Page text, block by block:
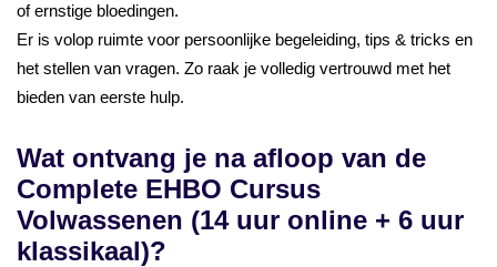
of ernstige bloedingen.
Er is volop ruimte voor persoonlijke begeleiding, tips & tricks en
het stellen van vragen. Zo raak je volledig vertrouwd met het
bieden van eerste hulp.
Wat ontvang je na afloop van de
Complete EHBO Cursus
Volwassenen (14 uur online + 6 uur
klassikaal)?